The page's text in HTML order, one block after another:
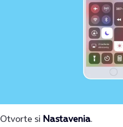
Otvorte si Nastavenia.